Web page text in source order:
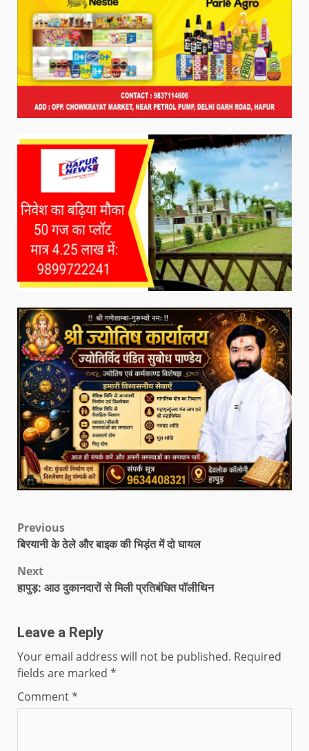
Previous
बिरयानी के ठेले और बाइक की भिड़ंत में दो घायल
Next
हापुड़: आठ दुकानदारों से मिली प्रतिबंधित पॉलीथिन
Leave a Reply
Your email address will not be published. Required
fields are marked *
Comment*